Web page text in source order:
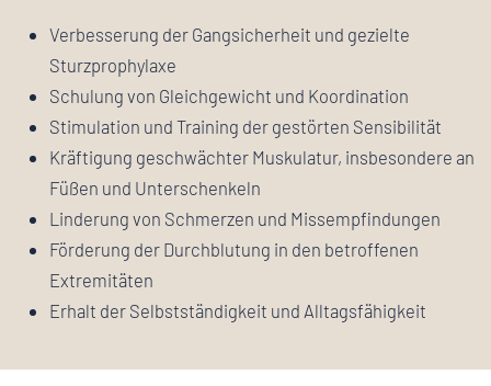
Verbesserung der Gangsicherheit und gezielte
Sturzprophylaxe
Schulung von Gleichgewicht und Koordination
Stimulation und Training der gestörten Sensibilität
Kräftigung geschwächter Muskulatur, insbesondere an
Füßen und Unterschenkeln
Linderung von Schmerzen und Missempfindungen
Förderung der Durchblutung in den betroffenen
Extremitäten
Erhalt der Selbstständigkeit und Alltagsfähigkeit